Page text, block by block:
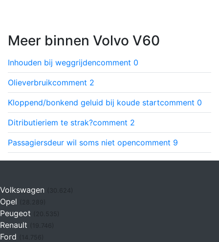
Meer binnen Volvo V60
Inhouden bij weggrijdencomment 0
Olieverbruikcomment 2
Kloppend/bonkend geluid bij koude startcomment 0
Ditributieriem te strak?comment 2
Passagiersdeur wil soms niet opencomment 9
Volkswagen (30.624)
Opel
Peugeot
Renault (19.746)
Ford (14.756)